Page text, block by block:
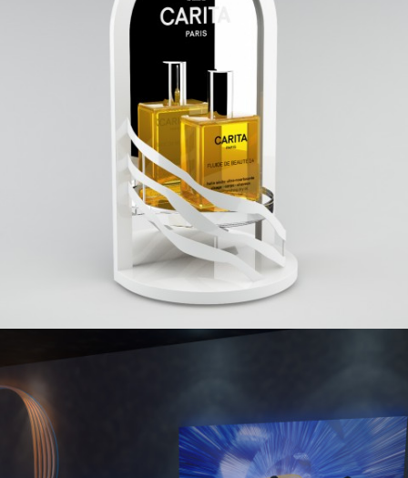
CARITA